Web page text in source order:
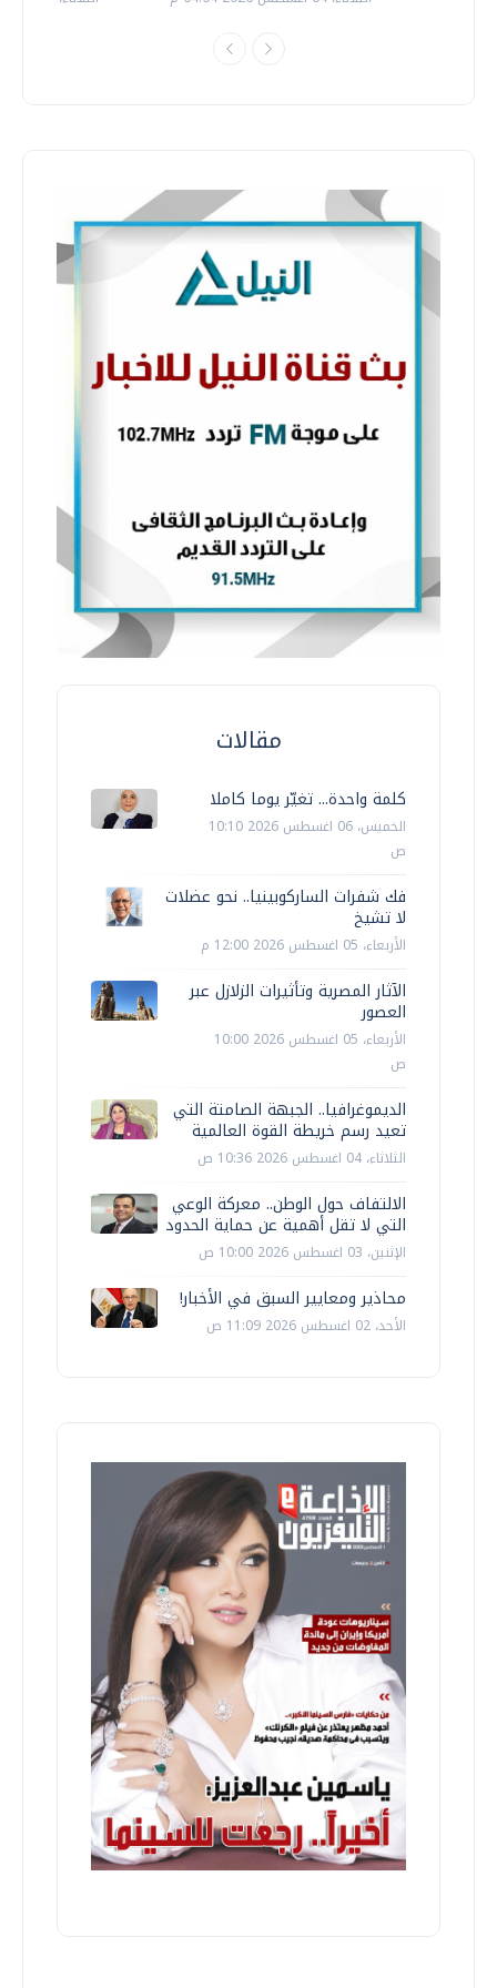
مقالات
كلمة واحدة... تغيّر يوما كاملا
الخميس، 06 اغسطس 2026 10:10
ص
فك شفرات الساركوبينيا.. نحو عضلات
لا تشيخ
الأربعاء، 05 اغسطس 2026 12:00 م
الآثار المصرية وتأثيرات الزلازل عبر
العصور
الأربعاء، 05 اغسطس 2026 10:00
ص
الديموغرافيا.. الجبهة الصامتة التي
تعيد رسم خريطة القوة العالمية
الثلاثاء، 04 اغسطس 2026 10:36 ص
الالتفاف حول الوطن.. معركة الوعي
التي لا تقل أهمية عن حماية الحدود
الإثنين، 03 اغسطس 2026 10:00 ص
محاذير ومعايير السبق في الأخبار!
الأحد، 02 اغسطس 2026 11:09 ص